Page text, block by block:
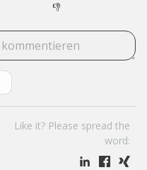
👎
Like it? Please spread the
word: